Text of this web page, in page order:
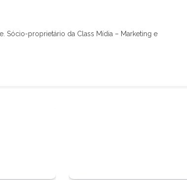
Sócio-proprietário da Class Mídia – Marketing e